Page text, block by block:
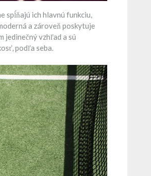
spĺňajú ich hlavnú funkciu,
a zároveň poskytuje
jedinečný vzhľad a sú
podľa seba.